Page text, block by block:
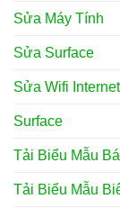
Sửa Máy Tính
Sửa Surface
Sửa Wifi Internet
Surface
Tải Biểu Mẫu
Tải Biểu Mẫu